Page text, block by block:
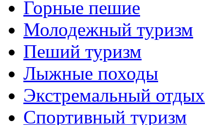
Горные пешие
Молодежный туризм
Пеший туризм
Лыжные походы
Экстремальный отдых
Спортивный туризм